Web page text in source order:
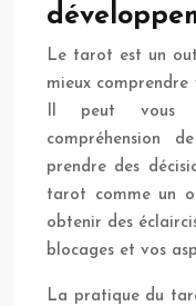
Le tarot est un
mieux
Il peut vous
compréhension
prendre des
tarot comme un
obtenir des
blocages et vos
La pratique du